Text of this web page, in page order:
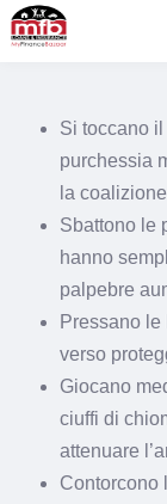
Si toccano
purchessia
la
Sbattono le
hanno
palpebre
Pressano
verso
Giocano
ciuffi di
attenuare
Contorcono